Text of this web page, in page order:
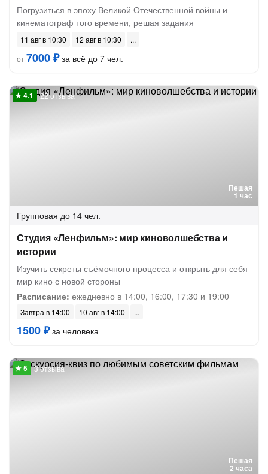
Погрузиться в эпоху Великой Отечественной войны и
кинематограф того времени, решая задания
11 авг в 10:30
12 авг в 10:30
от7000 ₽за всё до 7 чел.
Пешая
1 час
22 отзыва
Групповая до 14 чел.
Студия «Ленфильм»: мир киноволшебства и
истории
Изучить секреты съёмочного процесса и открыть для себя
мир кино с новой стороны
Расписание: ежедневно в 14:00, 16:00, 17:30 и 19:00
Завтра в 14:00 10 авг в 14:00
1500 ₽за человека
Пешая
2 часа
3 отзыва